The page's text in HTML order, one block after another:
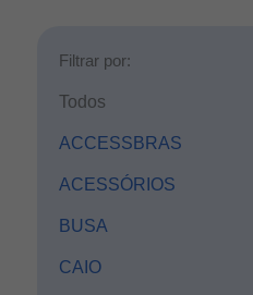
Filtrar por:
Todos
ACCESSBRAS
ACESSÓRIOS
BUSA
CAIO